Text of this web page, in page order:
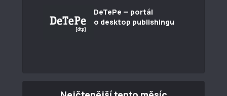
DeTePe — portál
o desktop publishingu